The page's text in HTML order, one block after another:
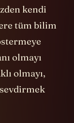
kendi
tüm bilim
olmayı
olmayı,